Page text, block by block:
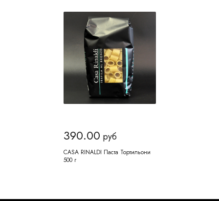
390.00 руб
CASA RINALDI Паста Тортильони
500 г